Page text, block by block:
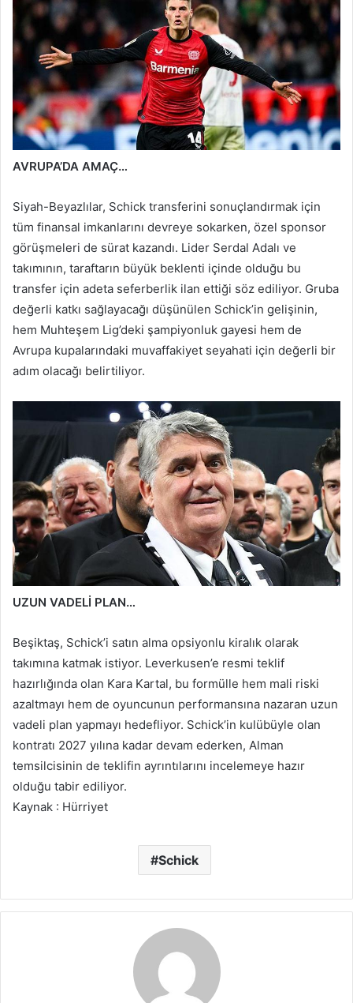
AVRUPA’DA AMAÇ…
Siyah-Beyazlılar, Schick transferini sonuçlandırmak için
tüm finansal imkanlarını devreye sokarken, özel sponsor
görüşmeleri de sürat kazandı. Lider Serdal Adalı ve
takımının, taraftarın büyük beklenti içinde olduğu bu
transfer için adeta seferberlik ilan ettiği söz ediliyor. Gruba
değerli katkı sağlayacağı düşünülen Schick’in gelişinin,
hem Muhteşem Lig’deki şampiyonluk gayesi hem de
Avrupa kupalarındaki muvaffakiyet seyahati için değerli bir
adım olacağı belirtiliyor.
UZUN VADELİ PLAN…
Beşiktaş, Schick’i satın alma opsiyonlu kiralık olarak
takımına katmak istiyor. Leverkusen’e resmi teklif
hazırlığında olan Kara Kartal, bu formülle hem mali riski
azaltmayı hem de oyuncunun performansına nazaran uzun
vadeli plan yapmayı hedefliyor. Schick’in kulübüyle olan
kontratı 2027 yılına kadar devam ederken, Alman
temsilcisinin de teklifin ayrıntılarını incelemeye hazır
olduğu tabir ediliyor.
Kaynak : Hürriyet
Schick